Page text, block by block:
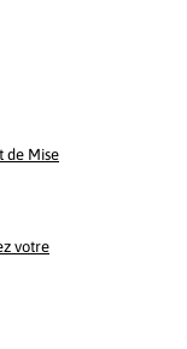
de Mise
votre